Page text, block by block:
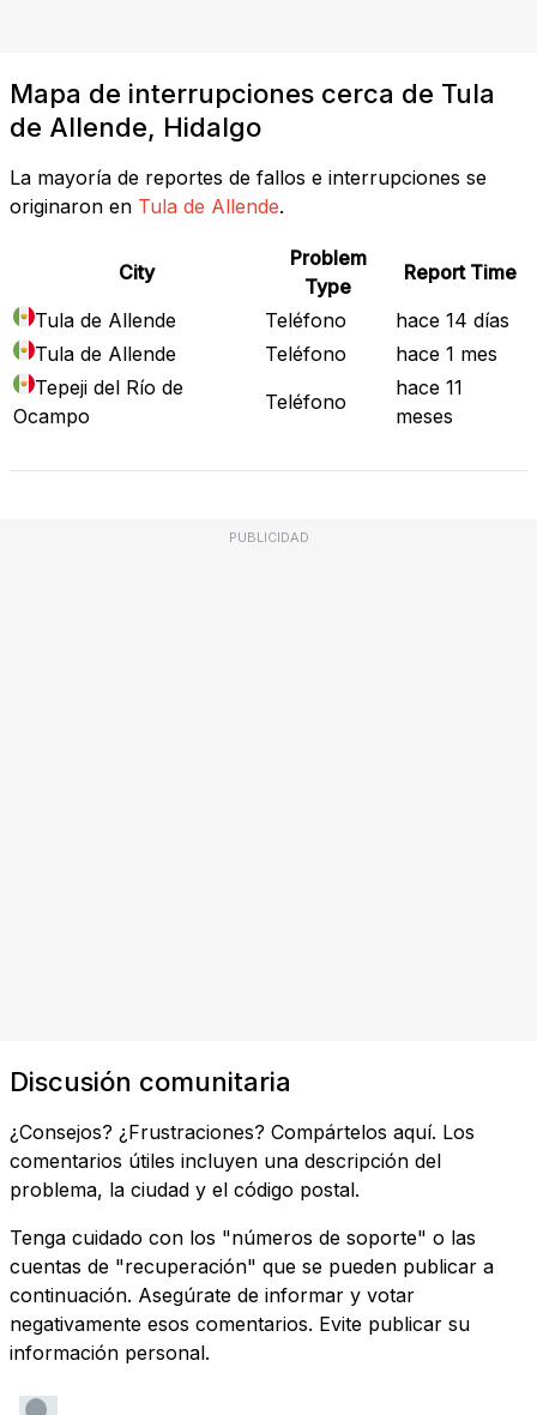
Mapa de interrupciones cerca de Tula
de Allende, Hidalgo
La mayoría de reportes de fallos e interrupciones se
originaron en Tula de Allende.
City
Problem
Type
Report Time
Tula de Allende
Teléfono
hace 14 días
Tula de Allende
Teléfono
hace 1 mes
Tepeji del Río de
Ocampo
Teléfono
hace 11
meses
PUBLICIDAD
Discusión comunitaria
¿Consejos? ¿Frustraciones? Compártelos aquí. Los
comentarios útiles incluyen una descripción del
problema, la ciudad y el código postal.
Tenga cuidado con los "números de soporte" o las
cuentas de "recuperación" que se pueden publicar a
continuación. Asegúrate de informar y votar
negativamente esos comentarios. Evite publicar su
información personal.